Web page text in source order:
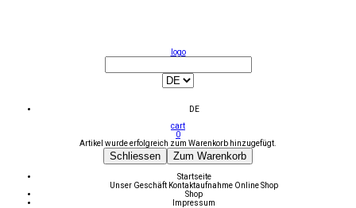
logo
DE
cart
0
Artikel wurde erfolgreich zum Warenkorb hinzugefügt.
Schliessen Zum Warenkorb
Startseite
Unser Geschäft Kontaktaufnahme Online Shop
Shop
Impressum